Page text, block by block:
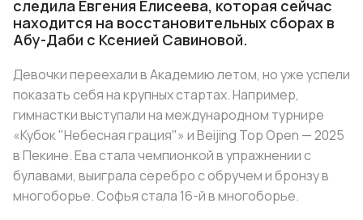
следила Евгения Елисеева, которая сейчас
находится на восстановительных сборах в
Абу-Даби с Ксенией Савиновой.
Девочки переехали в Академию летом, но уже успели
показать себя на крупных стартах. Например,
гимнастки выступали на международном турнире
«Кубок "Небесная грация"» и Beijing Top Open — 2025
в Пекине. Евастала чемпионкойв упражнении с
булавами, выиграла серебро с обручем и бронзу в
многоборье. Софья стала 16-й в многоборье.